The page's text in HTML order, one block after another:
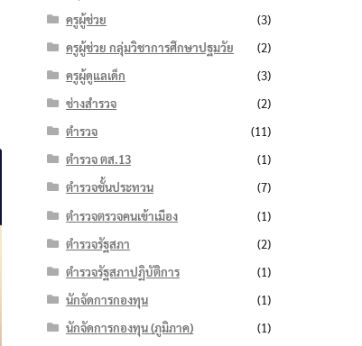
ครูผู้ช่วย
(3)
ครูผู้ช่วย กลุ่มวิชาการศึกษาปฐมวัย
(2)
ครูผู้ดูแลเด็ก
(3)
ช่างสำรวจ
(2)
ตำรวจ
(11)
ตำรวจ ตส.13
(1)
ตำรวจชั้นประทวน
(7)
ตำรวจตรวจคนเข้าเมือง
(1)
ตำรวจรัฐสภา
(2)
ตำรวจรัฐสภาปฏิบัติการ
(1)
นักจัดการกองทุน
(1)
นักจัดการกองทุน (ภูมิภาค)
(1)